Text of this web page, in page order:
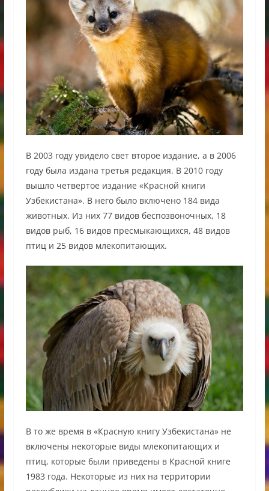
В 2003 году увидело свет второе издание, а в 2006
году была издана третья редакция. В 2010 году
вышло четвертое издание «Красной книги
Узбекистана». В него было включено 184 вида
животных. Из них 77 видов беспозвоночных, 18
видов рыб, 16 видов пресмыкающихся, 48 видов
птиц и 25 видов млекопитающих.
В то же время в «Красную книгу Узбекистана» не
включены некоторые виды млекопитающих и
птиц, которые были приведены в Красной книге
1983 года. Некоторые из них на территории